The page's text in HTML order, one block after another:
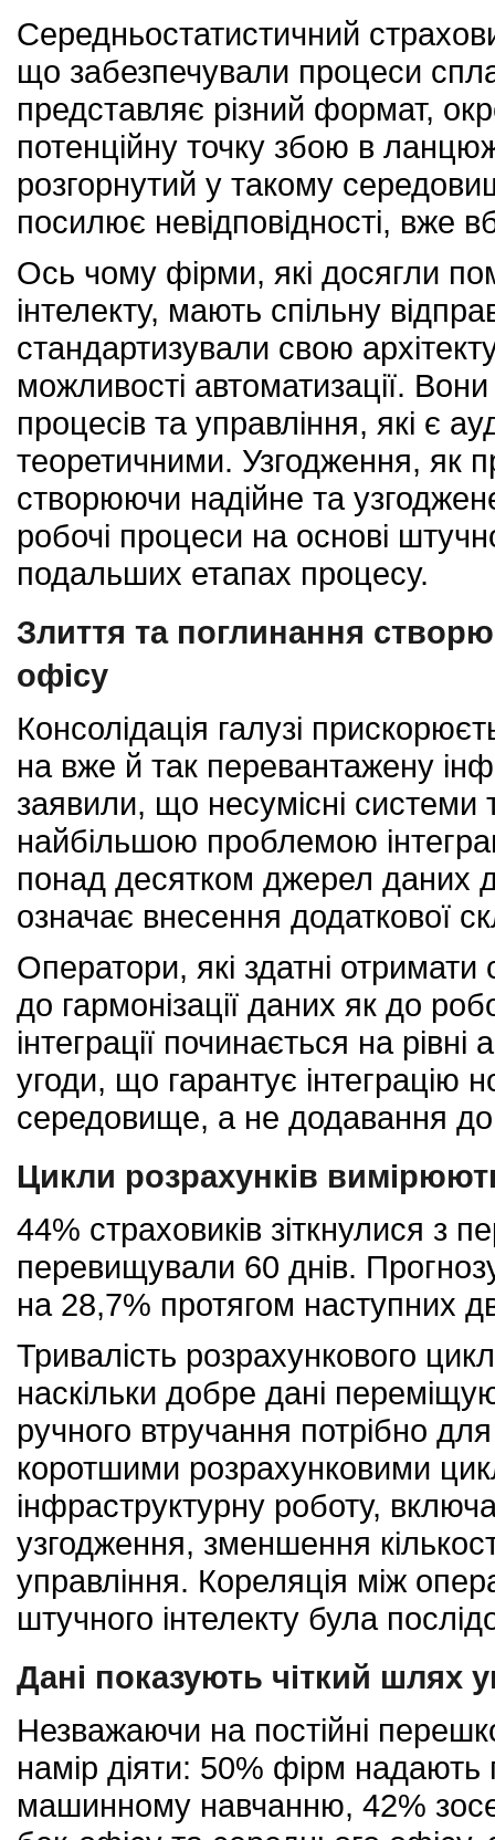
Середньостатистичний
що забезпечували процеси
представляє різний формат,
потенційну точку збою в
розгорнутий у такому
посилює невідповідності, вже
Ось чому фірми, які досягли
інтелекту, мають спільну
стандартизували свою
можливості автоматизації.
процесів та управління, які є
теоретичними. Узгодження, як
створюючи надійне та
робочі процеси на основі
подальших етапах процесу.
Злиття та поглинання
офісу
Консолідація галузі
на вже й так перевантажену
заявили, що несумісні системи
найбільшою проблемою
понад десятком джерел даних
означає внесення додаткової
Оператори, які здатні отримати
до гармонізації даних як до
інтеграції починається на
угоди, що гарантує інтеграцію
середовище, а не додавання
Цикли розрахунків
44% страховиків зіткнулися з
перевищували 60 днів.
на 28,7% протягом наступних
Тривалість розрахункового
наскільки добре дані
ручного втручання потрібно
коротшими розрахунковими
інфраструктурну роботу,
узгодження, зменшення
управління. Кореляція між
штучного інтелекту була
Дані показують чіткий шлях
Незважаючи на постійні
намір діяти: 50% фірм надають
машинному навчанню, 42%